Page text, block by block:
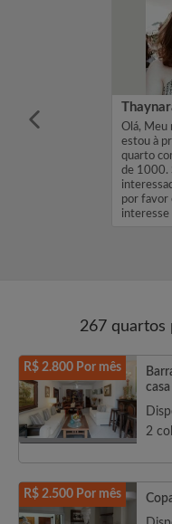
é Nathasha,
Olá, Meu
estou à
quarto
de 1000.
por favor
interesse
267 quartos
R$ 2.800 Por mês
casa
2
R$ 2.500 Por mês